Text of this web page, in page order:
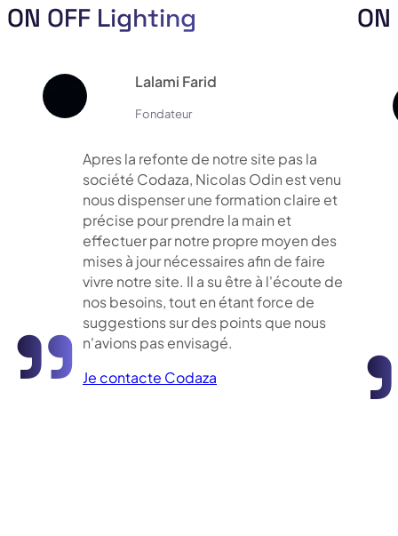
ON OFF Lighting
Lalami Farid
Fondateur
"
Apres la refonte de notre site pas la
société Codaza, Nicolas Odin est venu
nous dispenser une formation claire et
précise pour prendre la main et
effectuer par notre propre moyen des
mises à jour nécessaires afin de faire
vivre notre site. Il a su être à l'écoute de
nos besoins, tout en étant force de
suggestions sur des points que nous
n'avions pas envisagé.
Je contacte Codaza